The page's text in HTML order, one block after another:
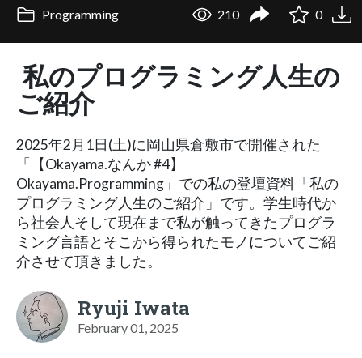
Programming 210 0
私のプログラミング人生の
ご紹介
2025年2月1日(土)に岡山県倉敷市で開催された
「【Okayama.なんか #4】
Okayama.Programming」での私の登壇資料「私の
プログラミング人生のご紹介」です。学生時代か
ら社会人そして現在まで私が触ってきたプログラ
ミング言語とそこから得られたモノについてご紹
介させて頂きました。
Ryuji Iwata
February 01, 2025